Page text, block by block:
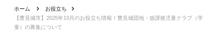
ホーム
お役立ち
【豊見城市】2025年10月のお役立ち情報！豊見城団地・放課後児童クラブ（学
童）の募集について